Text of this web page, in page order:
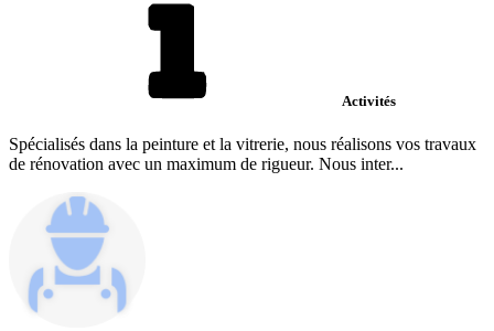
Activités
Spécialisés dans la peinture et la vitrerie, nous réalisons vos travaux
de rénovation avec un maximum de rigueur. Nous inter...